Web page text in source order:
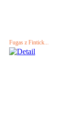
Fugas z Fintick...